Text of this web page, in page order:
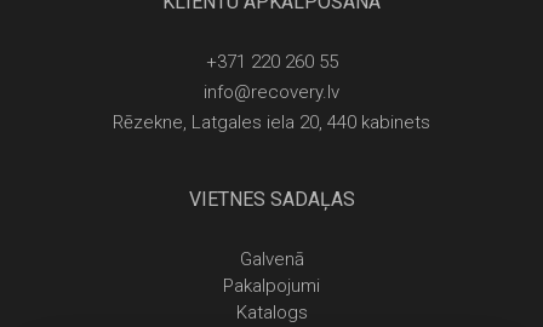
+371 220 260 55
info@recovery.lv
Rēzekne, Latgales iela 20, 440 kabinets
VIETNES SADAĻAS
Galvenā
Pakalpojumi
Katalogs